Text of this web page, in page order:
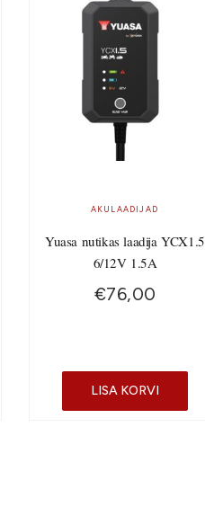
AKULAADIJAD
Yuasa nutikas laadija YCX1.5
6/12V 1.5A
€76,00
LISA KORVI